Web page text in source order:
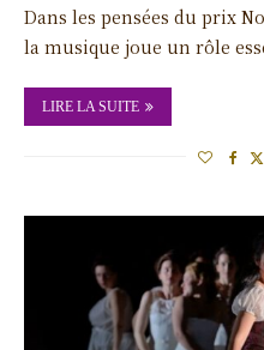
Dans les pensées du prix
la musique joue un rôle
LIRE LA SUITE